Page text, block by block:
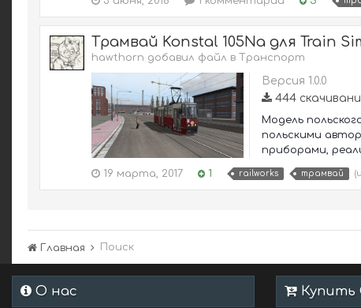
Трамвай Konstal 105Na для Train
hawthorn добавил файл в Транспорт
Версия 1.0.0
444
Модель
польскими
приборами,
19 марта, 2017 1 railworks трамвай
Главная Поиск
О нас Купить